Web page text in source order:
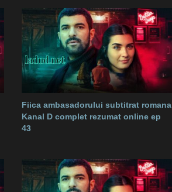
Fiica ambasadorului subtitrat romana
Kanal D complet rezumat online ep
43